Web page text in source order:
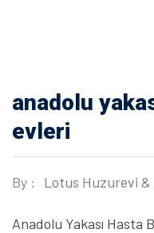
anadolu
evleri
By : Lotus Huzurevi &
Anadolu Yakası Hasta